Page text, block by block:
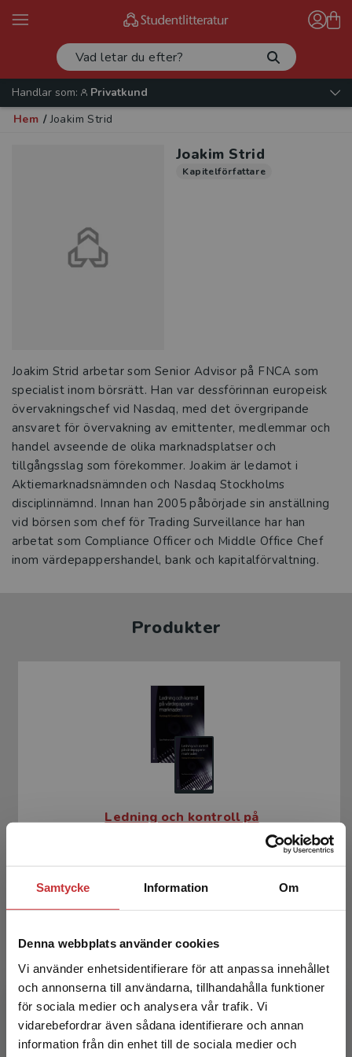
Samtycke Information Om
Denna webbplats använder cookies
Vi använder enhetsidentifierare för att anpassa innehållet
och annonserna till användarna, tillhandahålla funktioner
för sociala medier och analysera vår trafik. Vi
vidarebefordrar även sådana identifierare och annan
information från din enhet till de sociala medier och
Begränsad fraktregion
Handlar som:
Privatkund
Hem / Joakim Strid
Joakim Strid
Kapitelförfattare
Joakim Strid arbetar som Senior Advisor på FNCA som
specialist inom börsrätt. Han var dessförinnan europeisk
övervakningschef vid Nasdaq, med det övergripande
ansvaret för övervakning av emittenter, medlemmar och
handel avseende de olika marknadsplatser och
tillgångsslag som förekommer. Joakim är ledamot i
Aktiemarknadsnämnden och Nasdaq Stockholms
disciplinnämnd. Innan han 2005 påbörjade sin anställning
vid börsen som chef för Trading Surveillance har han
arbetat som Compliance Officer och Middle Office Chef
inom värdepappershandel, bank och kapitalförvaltning.
Produkter
Ledning och kontroll på
624 krinkl. moms
Exkl. moms: 589 kr